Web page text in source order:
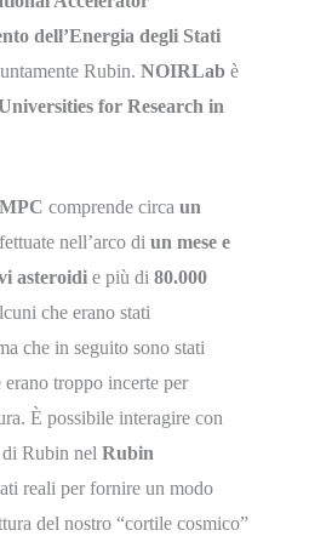
dell’Energia degli Stati
Rubin. NOIRLab è
for Research in
MPC comprende circa un
nell’arco di un mese e
asteroidi e più di 80.000
che erano stati
che in seguito sono stati
troppo incerte per
È possibile interagire con
Rubin nel Rubin
reali per fornire un modo
del nostro “cortile cosmico”